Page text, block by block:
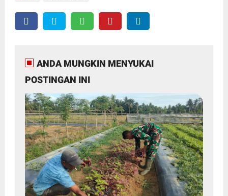
ANDA MUNGKIN MENYUKAI
POSTINGAN INI